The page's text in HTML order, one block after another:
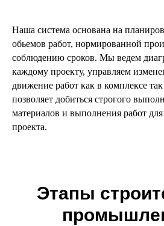
Наша система основана на
обьемов работ, нормированной
соблюдению сроков. Мы ведем
каждому проекту, управляем
движение работ как в комплексе
позволяет добиться строгого
материалов и выполнения работ
проекта.
Этапы